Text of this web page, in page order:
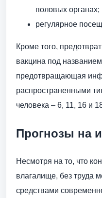
половых органах;
регулярное
Кроме того,
вакцина под
предотвращающая
распространенными
человека – 6, 11, 16 и
Прогнозы на
Несмотря на то, что
влагалище, без труда
средствами